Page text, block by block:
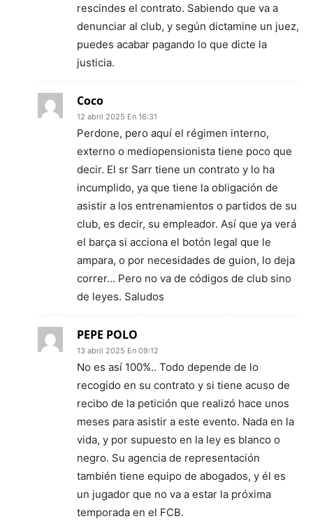
rescindes el contrato. Sabiendo que va a
denunciar al club, y según dictamine un juez,
puedes acabar pagando lo que dicte la
justicia.
Coco
12 abril 2025 En 16:31
Perdone, pero aquí el régimen interno,
externo o mediopensionista tiene poco que
decir. El sr Sarr tiene un contrato y lo ha
incumplido, ya que tiene la obligación de
asistir a los entrenamientos o partidos de su
club, es decir, su empleador. Así que ya verá
el barça si acciona el botón legal que le
ampara, o por necesidades de guion, lo deja
correr… Pero no va de códigos de club sino
de leyes. Saludos
PEPE POLO
13 abril 2025 En 09:12
No es así 100%.. Todo depende de lo
recogido en su contrato y si tiene acuso de
recibo de la petición que realizó hace unos
meses para asistir a este evento. Nada en la
vida, y por supuesto en la ley es blanco o
negro. Su agencia de representación
también tiene equipo de abogados, y él es
un jugador que no va a estar la próxima
temporada en el FCB.